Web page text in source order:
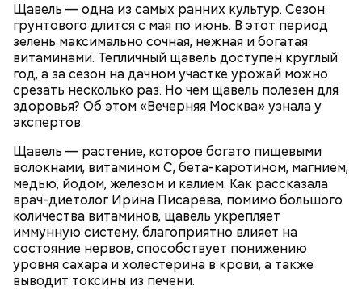
Щавель — одна из самых ранних культур. Сезон
грунтового длится с мая по июнь. В этот период
зелень максимально сочная, нежная и богатая
витаминами. Тепличный щавель доступен круглый
год, а за сезон на дачном участке урожай можно
срезать несколько раз. Но чем щавель полезен для
здоровья? Об этом «Вечерняя Москва» узнала у
экспертов.
Щавель — растение, которое богато пищевыми
волокнами, витамином С, бета-каротином, магнием,
медью, йодом, железом и калием. Как рассказала
врач-диетолог Ирина Писарева, помимо большого
количества витаминов, щавель укрепляет
иммунную систему, благоприятно влияет на
состояние нервов, способствует понижению
уровня сахара и холестерина в крови, а также
выводит токсины из печени.
ЗДОРОВЬЕ ВРАЧИ
РАСТЕНИЯ
ПРОДУКТЫ